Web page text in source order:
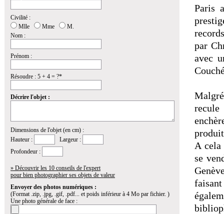
Civilité :
Mlle
Mme
M.
Nom :
Prénom :
Résoudre : 5 + 4 = ?*
Décrire l'objet :
Dimensions de l'objet (en cm) :
Hauteur :
Largeur :
Profondeur :
» Découvrir les 10 conseils de l'expert
pour bien photographier ses objets de valeur
Envoyer des photos numériques :
(Format .zip, .jpg, .gif, .pdf... et poids inférieur à 4 Mo par fichier. )
Une photo générale de face :
Paris
par
avec
recule
A
se